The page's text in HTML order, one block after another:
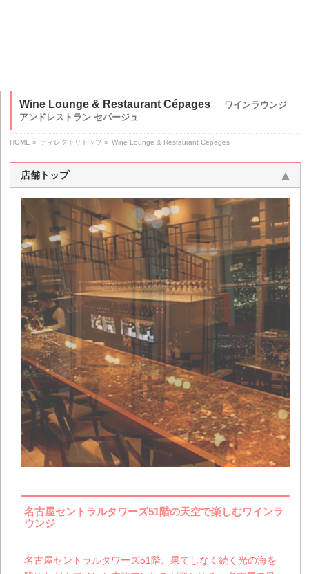
Wine Lounge & Restaurant Cépages
ワインラウンジ
アンドレストラン セパージュ
HOME » ディレクトリトップ » Wine Lounge & Restaurant Cépages
店舗トップ
名古屋セントラルタワーズ51階の天空で楽しむワインラ
ウンジ
名古屋セントラルタワーズ51階。果てしなく続く光の海を